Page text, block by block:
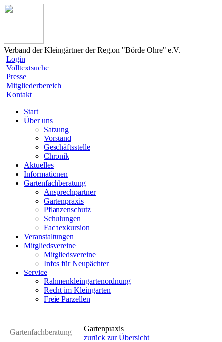
Verband der Kleingärtner der Region "Börde Ohre" e.V.
Login
Volltextsuche
Presse
Mitgliederbereich
Kontakt
Start
Über uns
Satzung
Vorstand
Geschäftsstelle
Chronik
Aktuelles
Informationen
Gartenfachberatung
Ansprechpartner
Gartenpraxis
Pflanzenschutz
Schulungen
Fachexkursion
Veranstaltungen
Mitgliedsvereine
Mitgliedsvereine
Infos für Neupächter
Service
Rahmenkleingartenordnung
Recht im Kleingarten
Freie Parzellen
Gartenfachberatung
Gartenpraxis
zurück zur Übersicht